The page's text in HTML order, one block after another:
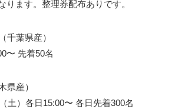
ります。整理券配布ありです。
千葉県産）
〜 先着50名
県産）
土）各日15:00〜 各日先着300名